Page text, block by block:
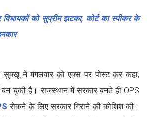
विधायकों को सुप्रीम झटका, कोर्ट का स्पीकर के
सुक्खू ने मंगलवार को एक्स पर पोस्ट कर कहा,
बन चुकी है। राजस्थान में सरकार बनते ही OPS
रोकने के लिए सरकार गिराने की कोशिश की।